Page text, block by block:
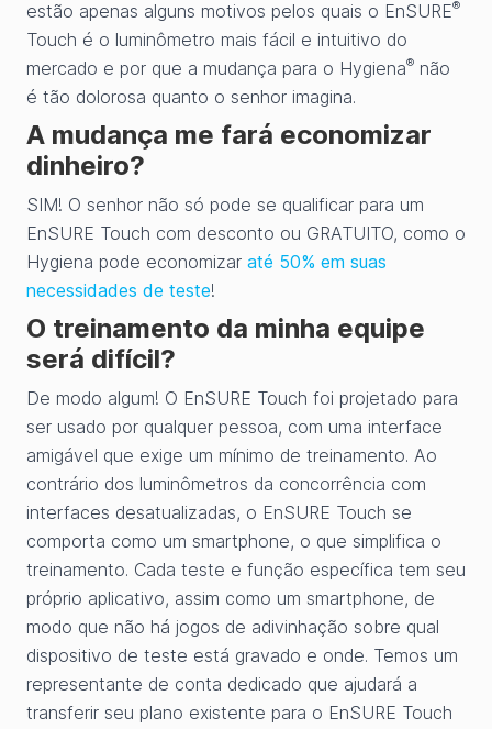
estão apenas alguns motivos pelos quais o EnSURE®
Touch é o luminômetro mais fácil e intuitivo do
mercado e por que a mudança para o Hygiena® não
é tão dolorosa quanto o senhor imagina.
A mudança me fará economizar
dinheiro?
SIM! O senhor não só pode se qualificar para um
EnSURE Touch com desconto ou GRATUITO, como o
Hygiena pode economizar até 50% em suas
necessidades de teste!
O treinamento da minha equipe
será difícil?
De modo algum! O EnSURE Touch foi projetado para
ser usado por qualquer pessoa, com uma interface
amigável que exige um mínimo de treinamento. Ao
contrário dos luminômetros da concorrência com
interfaces desatualizadas, o EnSURE Touch se
comporta como um smartphone, o que simplifica o
treinamento. Cada teste e função específica tem seu
próprio aplicativo, assim como um smartphone, de
modo que não há jogos de adivinhação sobre qual
dispositivo de teste está gravado e onde. Temos um
representante de conta dedicado que ajudará a
transferir seu plano existente para o EnSURE Touch